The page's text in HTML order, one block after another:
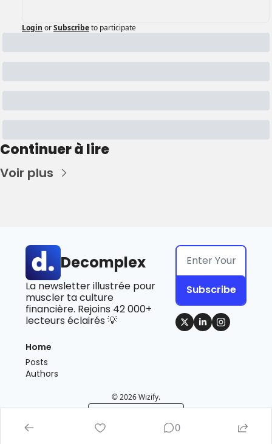
Login orSubscribeto participate
Continuer à lire
Voir plus
Decomplex
La newsletter illustrée pour
muscler ta culture
financière. Rejoins 42 000+
lecteurs éclairés 💡
Subscribe
Home
Posts
Authors
© 2026 Wizify.
0